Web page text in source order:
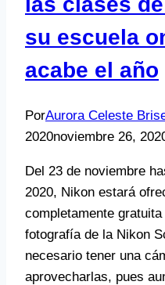
su escuela
acabe el año
PorAurora Celeste
2020noviembre 26,
Del 23 de noviembre
2020, Nikon estará
completamente
fotografía de la Nikon
necesario tener una
aprovecharlas, pues